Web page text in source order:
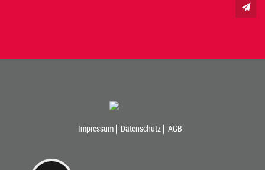
Impressum Datenschutz AGB